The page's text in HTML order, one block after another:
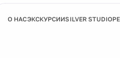
О НАСЭКСКУРСИИSILVER STUDIO